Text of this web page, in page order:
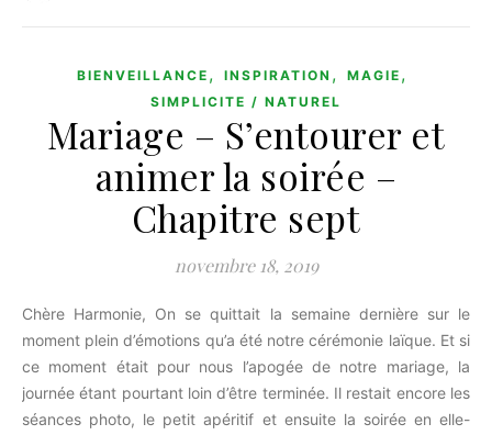
BIENVEILLANCE , INSPIRATION , MAGIE ,
SIMPLICITE / NATUREL
Mariage – S’entourer et
animer la soirée –
Chapitre sept
novembre 18, 2019
Chère Harmonie, On se quittait la semaine dernière sur le
moment plein d’émotions qu’a été notre cérémonie laïque. Et si
ce moment était pour nous l’apogée de notre mariage, la
journée étant pourtant loin d’être terminée. Il restait encore les
séances photo, le petit apéritif et ensuite la soirée en elle-